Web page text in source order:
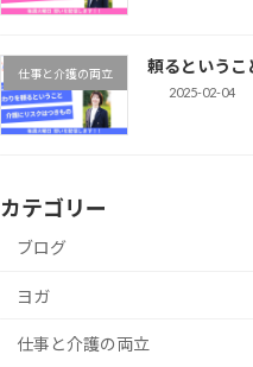
仕事と介護の両立 頼るというこ
2025-02-04
カテゴリー
ブログ
ヨガ
仕事と介護の両立